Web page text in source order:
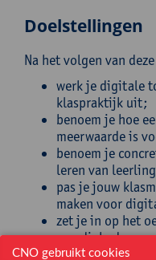
Doelstellingen
Na het volgen van
werk je digitale
klaspraktijk uit;
benoem je hoe
meerwaarde is
benoem je
leren van
pas je jouw
maken voor
zet je in op het
vaardigheden.
CNO gebruikt cookies